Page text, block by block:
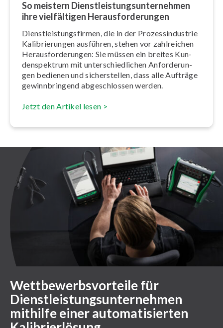
So meistern Dienst­leis­tungs­un­ter­neh­men
ihre viel­fäl­ti­gen Her­aus­for­de­run­gen
Dienst­leis­tungs­fir­men, die in der Pro­zess­in­dus­trie
Ka­li­brie­run­gen ausführen, stehen vor zahlreichen
Her­aus­for­de­run­gen: Sie müssen ein breites Kun­
den­spek­trum mit un­ter­schied­li­chen An­for­de­run­
gen bedienen und si­cher­stel­len, dass alle Aufträge
ge­winn­brin­gend ab­ge­schlos­sen werden.
Jetzt den Artikel lesen >
Wettbewerbsvorteile für
Dienstleistungsunternehmen
mithilfe einer automatisierten